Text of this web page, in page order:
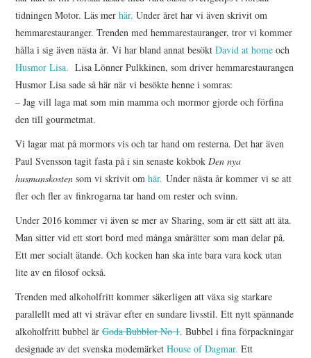
tidningen Motor. Läs merhär. Under året har vi även skrivit om
hemmarestauranger. Trenden med hemmarestauranger, tror vi kommer
hålla i sig även nästa år. Vi har bland annat besöktDavid at homeoch
Husmor Lisa. Lisa Lönner Pulkkinen, som driver hemmarestaurangen
Husmor Lisa sade så här när vi besökte henne i somras:
– Jag vill laga mat som min mamma och mormor gjorde och förfina
den till gourmetmat.
Vi lagar mat på mormors vis och tar hand om resterna. Det har även
Paul Svensson tagit fasta på i sin senaste kokbok Den nya
husmanskostensom vi skrivit omhär.Under nästa år kommer vi se att
fler och fler av finkrogarna tar hand om rester och svinn.
Under 2016 kommer vi även se mer av Sharing, som är ett sätt att äta.
Man sitter vid ett stort bord med många smårätter som man delar på.
Ett mer socialt ätande. Och kocken han ska inte bara vara kock utan
lite av en filosof också.
Trenden med alkoholfritt kommer säkerligen att växa sig starkare
parallellt med att vi strävar efter en sundare livsstil. Ett nytt spännande
alkoholfritt bubbel ärGoda Bubblor No 1. Bubbel i fina förpackningar
designade av det svenska modemärketHouse of Dagmar. Ett